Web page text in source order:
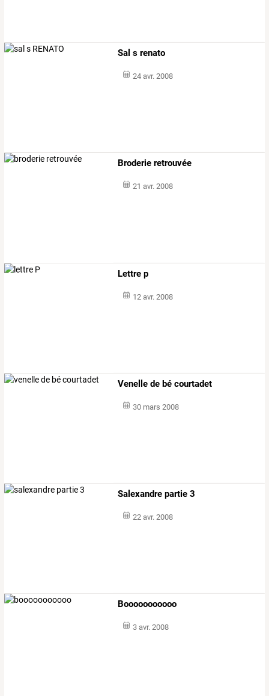
Sal s renato
24 avr. 2008
Broderie retrouvée
21 avr. 2008
Lettre p
12 avr. 2008
Venelle de bé courtadet
30 mars 2008
Salexandre partie 3
22 avr. 2008
Booooooooooo
3 avr. 2008